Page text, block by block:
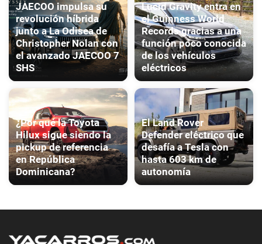
JAECOO impulsa su
revolución híbrida
junto a La Odisea de
Christopher Nolan con
el avanzado JAECOO 7
SHS
Lucid Gravity entra en
el Guinness World
Records gracias a una
función poco conocida
de los vehículos
eléctricos
¿Por qué la Toyota
Hilux sigue siendo la
pickup de referencia
en República
Dominicana?
El Land Rover
Defender eléctrico que
desafía a Tesla con
hasta 603 km de
autonomía